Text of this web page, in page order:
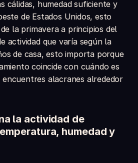
cálidas, humedad suficiente y
de Estados Unidos, esto
la primavera a principios del
actividad que varía según la
de casa, esto importa porque
coincide con cuándo es
alacranes alrededor
la actividad de
humedad y